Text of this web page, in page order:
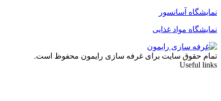
نمایشگاه آسانسور
نمایشگاه مواد غذایی
تمام حقوق سایت برای غرفه سازی رایمون محفوظ است.
Useful links